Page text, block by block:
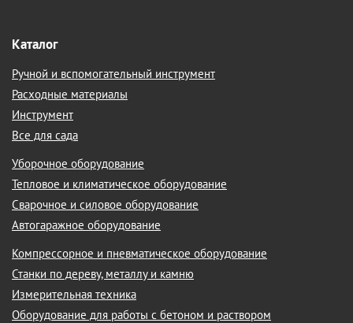
Каталог
Ручной и вспомогательный инструмент
Расходные материалы
Инструмент
Все для сада
Уборочное оборудование
Тепловое и климатическое оборудование
Сварочное и силовое оборудование
Автогаражное оборудование
Компрессорное и пневматическое оборудование
Станки по дереву, металлу и камню
Измерительная техника
Оборудование для работы с бетоном и раствором